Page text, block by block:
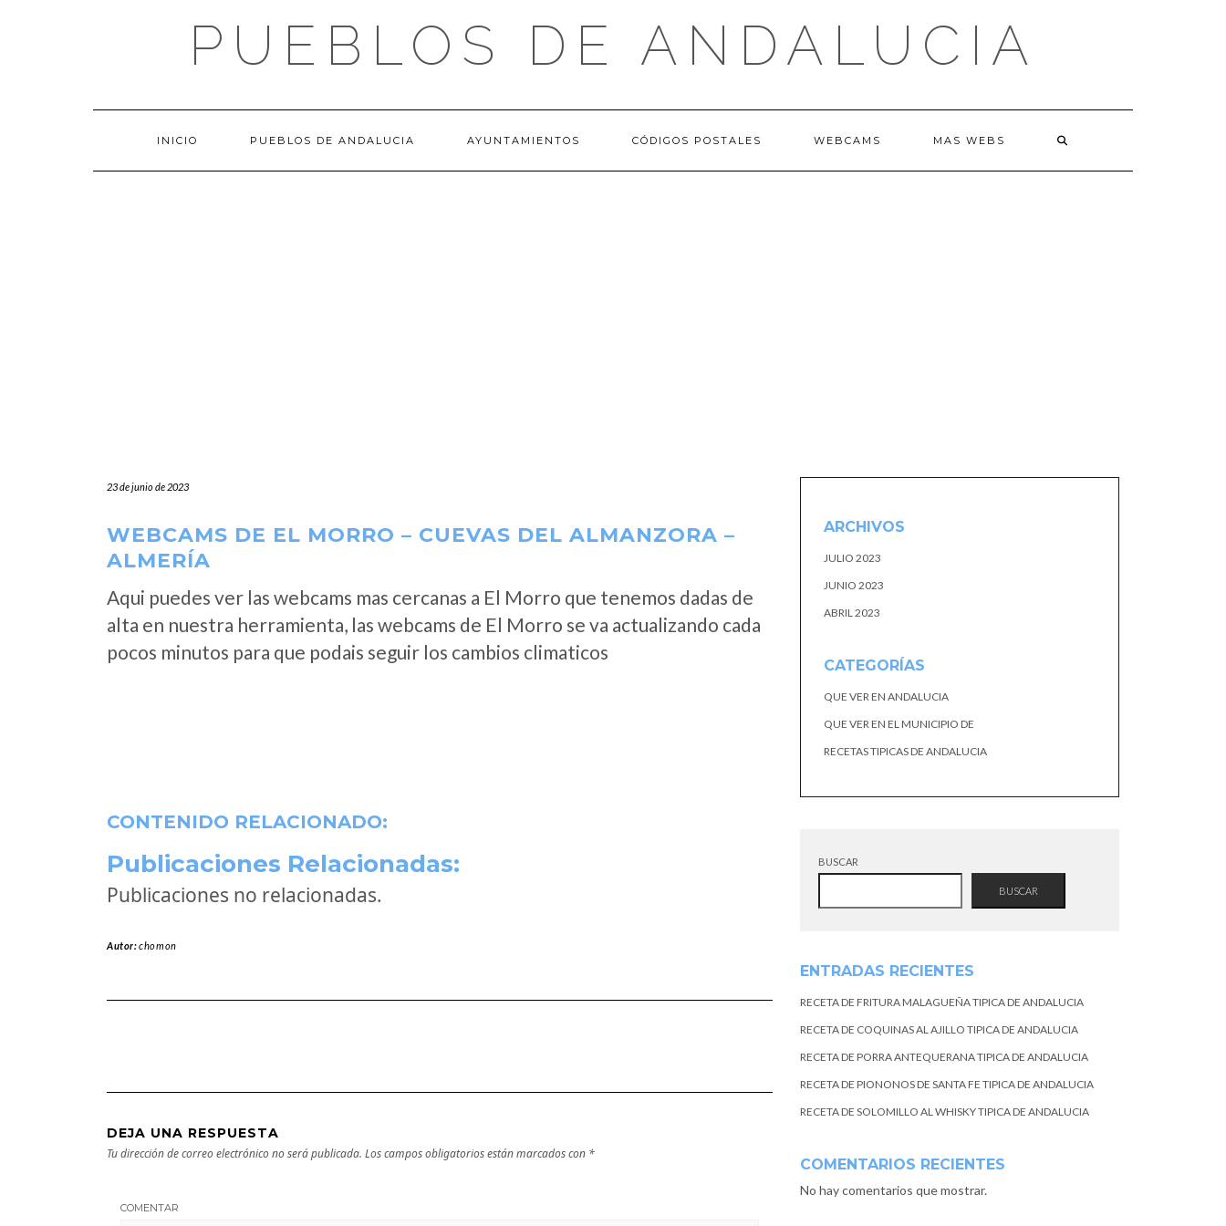
PUEBLOS DE ANDALUCIA
INICIO PUEBLOS DE ANDALUCIA AYUNTAMIENTOS CÓDIGOS POSTALES WEBCAMS MAS WEBS
23 de junio de 2023
WEBCAMS DE EL MORRO – CUEVAS DEL ALMANZORA –
ALMERÍA
Aqui puedes ver las webcams mas cercanas a El Morro que tenemos dadas de
alta en nuestra herramienta, las webcams de El Morro se va actualizando cada
pocos minutos para que podais seguir los cambios climaticos
CONTENIDO RELACIONADO:
Publicaciones Relacionadas:
Publicaciones no relacionadas.
Autor:chomon
DEJA UNA RESPUESTA
Tu dirección de correo electrónico no será publicada. Los campos obligatorios están marcados con *
COMENTAR
ARCHIVOS
JULIO 2023
JUNIO 2023
ABRIL 2023
CATEGORÍAS
QUE VER EN ANDALUCIA
QUE VER EN EL MUNICIPIO DE
RECETAS TIPICAS DE ANDALUCIA
BUSCAR
BUSCAR
ENTRADAS RECIENTES
RECETA DE FRITURA MALAGUEÑA TIPICA DE ANDALUCIA
RECETA DE COQUINAS AL AJILLO TIPICA DE ANDALUCIA
RECETA DE PORRA ANTEQUERANA TIPICA DE ANDALUCIA
RECETA DE PIONONOS DE SANTA FE TIPICA DE ANDALUCIA
RECETA DE SOLOMILLO AL WHISKY TIPICA DE ANDALUCIA
COMENTARIOS RECIENTES
No hay comentarios que mostrar.